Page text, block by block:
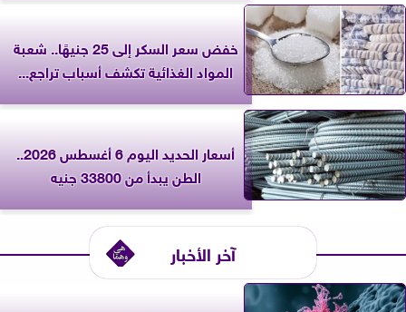
خفض سعر السكر إلى 25 جنيهًا.. شعبة
المواد الغذائية تكشف أسباب تراجع...
أسعار الحديد اليوم 6 أغسطس 2026..
الطن يبدأ من 33800 جنيه
آخر الأخبار